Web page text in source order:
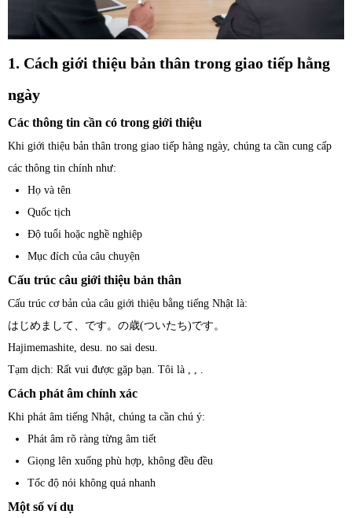
1. Cách giới thiệu bản thân trong giao tiếp hằng
ngày
Các thông tin cần có trong giới thiệu
Khi giới thiệu bản thân trong giao tiếp hàng ngày, chúng ta cần cung cấp
các thông tin chính như:
Họ và tên
Quốc tịch
Độ tuổi hoặc nghề nghiệp
Mục đích của câu chuyện
Cấu trúc câu giới thiệu bản thân
Cấu trúc cơ bản của câu giới thiệu bằng tiếng Nhật là:
はじめまして、です。の歳(ついたち)です。
Hajimemashite, desu. no sai desu.
Tạm dịch: Rất vui được gặp bạn. Tôi là , , .
Cách phát âm chính xác
Khi phát âm tiếng Nhật, chúng ta cần chú ý:
Phát âm rõ ràng từng âm tiết
Giọng lên xuống phù hợp, không đều đều
Tốc độ nói không quá nhanh
Một số ví dụ